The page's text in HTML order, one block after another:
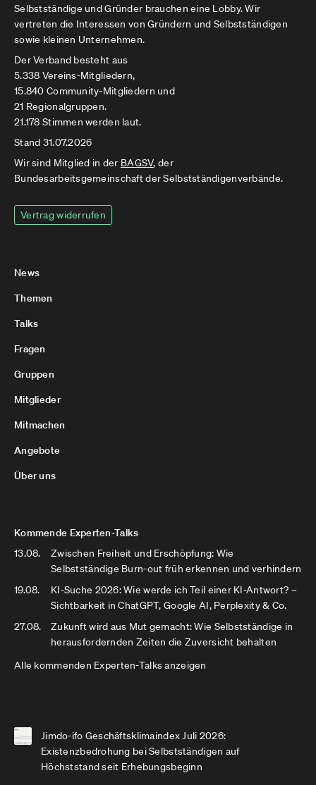
Selbstständige und Gründer brauchen eine Lobby. Wir
vertreten die Interessen von Gründern und Selbstständigen
sowie kleinen Unternehmen.
Der Verband besteht aus
5.338 Vereins-Mitgliedern,
15.840 Community-Mitgliedern und
21 Regionalgruppen.
21.178 Stimmen werden laut.
Stand 31.07.2026
Wir sind Mitglied in der BAGSV, der
Bundesarbeitsgemeinschaft der Selbstständigenverbände.
Vertrag widerrufen
News
Themen
Talks
Fragen
Gruppen
Mitglieder
Mitmachen
Angebote
Über uns
Kommende Experten-Talks
13.08.
Zwischen Freiheit und Erschöpfung: Wie
Selbstständige Burn-out früh erkennen und verhindern
19.08.
KI-Suche 2026: Wie werde ich Teil einer KI-Antwort? –
Sichtbarkeit in ChatGPT, Google AI, Perplexity & Co.
27.08.
Zukunft wird aus Mut gemacht: Wie Selbstständige in
herausfordernden Zeiten die Zuversicht behalten
Alle kommenden Experten-Talks anzeigen
Jimdo-ifo Geschäftsklimaindex Juli 2026:
Existenzbedrohung bei Selbstständigen auf
Höchststand seit Erhebungsbeginn